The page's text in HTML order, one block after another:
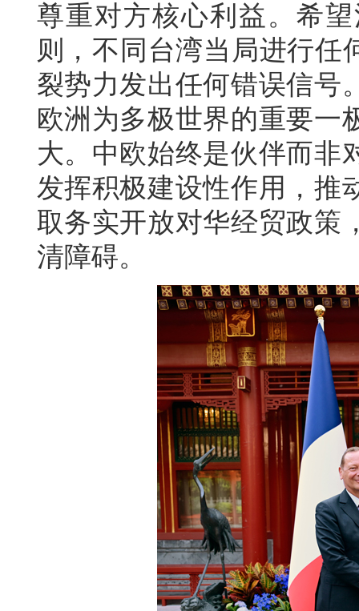
尊重对方核心利益。希
则，不同台湾当局进行任
裂势力发出任何错误信号
欧洲为多极世界的重要一
大。中欧始终是伙伴而非
发挥积极建设性作用，推
取务实开放对华经贸政策
清障碍。